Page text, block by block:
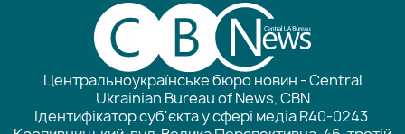
Центральноукраїнське бюро новин - Central
Ukrainian Bureau of News, CBN
Ідентифікатор суб'єкта у сфері медіа R40-0243